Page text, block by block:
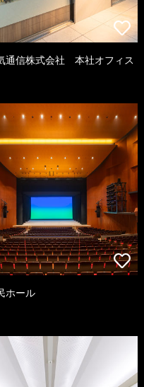
通信株式会社 本社オフィス
ホール